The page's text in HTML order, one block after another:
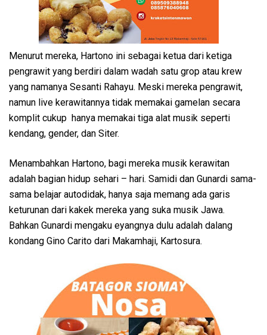
Menurut mereka, Hartono ini sebagai ketua dari ketiga
pengrawit yang berdiri dalam wadah satu grop atau krew
yang namanya Sesanti Rahayu. Meski mereka pengrawit,
namun live kerawitannya tidak memakai gamelan secara
komplit cukup hanya memakai tiga alat musik seperti
kendang, gender, dan Siter.
Menambahkan Hartono, bagi mereka musik kerawitan
adalah bagian hidup sehari – hari. Samidi dan Gunardi sama-
sama belajar autodidak, hanya saja memang ada garis
keturunan dari kakek mereka yang suka musik Jawa.
Bahkan Gunardi mengaku eyangnya dulu adalah dalang
kondang Gino Carito dari Makamhaji, Kartosura.